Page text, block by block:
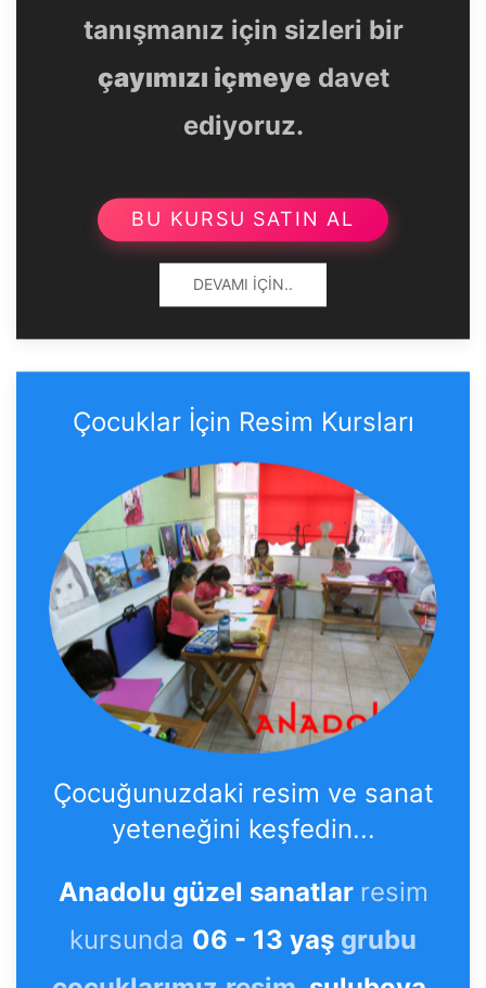
tanışmanız için sizleri bir
çayımızı içmeye davet
ediyoruz.
BU KURSU SATIN AL
DEVAMI İÇIN..
Çocuklar İçin Resim Kursları
Çocuğunuzdaki resim ve sanat
yeteneğini keşfedin...
Anadolu güzel sanatlar resim
kursunda 06 - 13 yaş grubu